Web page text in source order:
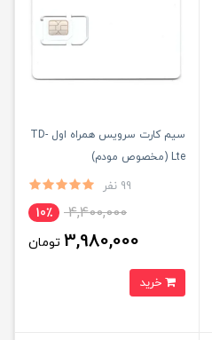
سیم کارت سرویس همراه اول TD-
Lte (مخصوص مودم)
99 نفر
4,400,000 10٪
3,980,000 تومان